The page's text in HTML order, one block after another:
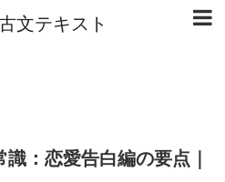
文テキスト
：恋愛告白編の要点｜